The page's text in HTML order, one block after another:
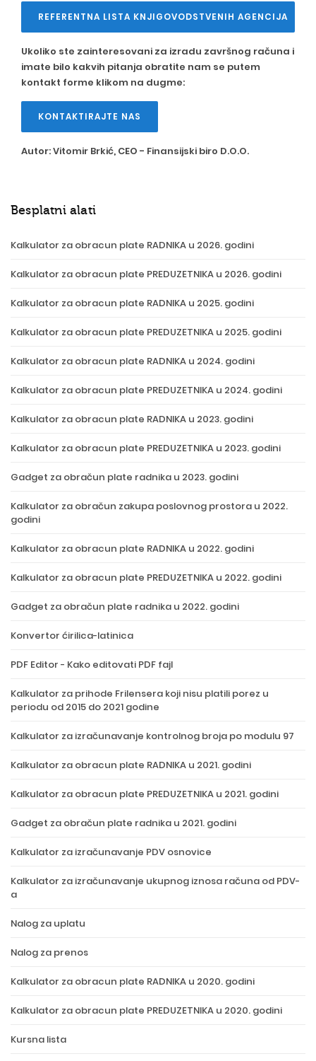
REFERENTNA LISTA KNJIGOVODSTVENIH AGENCIJA
Ukoliko ste zainteresovani za izradu završnog računa i
imate bilo kakvih pitanja obratite nam se putem
kontakt forme klikom na dugme:
KONTAKTIRAJTE NAS
Autor:Vitomir Brkić, CEO - Finansijski biro D.O.O.
Besplatni alati
Kalkulator za obracun plate RADNIKA u 2026. godini
Kalkulator za obracun plate PREDUZETNIKA u 2026. godini
Kalkulator za obracun plate RADNIKA u 2025. godini
Kalkulator za obracun plate PREDUZETNIKA u 2025. godini
Kalkulator za obracun plate RADNIKA u 2024. godini
Kalkulator za obracun plate PREDUZETNIKA u 2024. godini
Kalkulator za obracun plate RADNIKA u 2023. godini
Kalkulator za obracun plate PREDUZETNIKA u 2023. godini
Gadget za obračun plate radnika u 2023. godini
Kalkulator za obračun zakupa poslovnog prostora u 2022.
godini
Kalkulator za obracun plate RADNIKA u 2022. godini
Kalkulator za obracun plate PREDUZETNIKA u 2022. godini
Gadget za obračun plate radnika u 2022. godini
Konvertor ćirilica-latinica
PDF Editor - Kako editovati PDF fajl
Kalkulator za prihode Frilensera koji nisu platili porez u
periodu od 2015 do 2021 godine
Kalkulator za izračunavanje kontrolnog broja po modulu 97
Kalkulator za obracun plate RADNIKA u 2021. godini
Kalkulator za obracun plate PREDUZETNIKA u 2021. godini
Gadget za obračun plate radnika u 2021. godini
Kalkulator za izračunavanje PDV osnovice
Kalkulator za izračunavanje ukupnog iznosa računa od PDV-
a
Nalog za uplatu
Nalog za prenos
Kalkulator za obracun plate RADNIKA u 2020. godini
Kalkulator za obracun plate PREDUZETNIKA u 2020. godini
Kursna lista